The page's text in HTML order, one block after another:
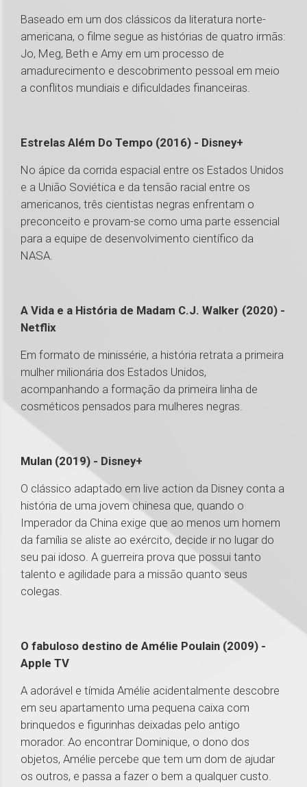
Baseado em um dos clássicos da literatura norte-
americana, o filme segue as histórias de quatro irmãs:
Jo, Meg, Beth e Amy em um processo de
amadurecimento e descobrimento pessoal em meio
a conflitos mundiais e dificuldades financeiras.
Estrelas Além Do Tempo (2016) - Disney+
No ápice da corrida espacial entre os Estados Unidos
e a União Soviética e da tensão racial entre os
americanos, três cientistas negras enfrentam o
preconceito e provam-se como uma parte essencial
para a equipe de desenvolvimento científico da
NASA.
A Vida e a História de Madam C.J. Walker (2020) -
Netflix
Em formato de minissérie, a história retrata a primeira
mulher milionária dos Estados Unidos,
acompanhando a formação da primeira linha de
cosméticos pensados para mulheres negras.
Mulan (2019) - Disney+
O clássico adaptado em live action da Disney conta a
história de uma jovem chinesa que, quando o
Imperador da China exige que ao menos um homem
da família se aliste ao exército, decide ir no lugar do
seu pai idoso. A guerreira prova que possui tanto
talento e agilidade para a missão quanto seus
colegas.
O fabuloso destino de Amélie Poulain (2009) -
Apple TV
A adorável e tímida Amélie acidentalmente descobre
em seu apartamento uma pequena caixa com
brinquedos e figurinhas deixadas pelo antigo
morador. Ao encontrar Dominique, o dono dos
objetos, Amélie percebe que tem um dom de ajudar
os outros, e passa a fazer o bem a qualquer custo.